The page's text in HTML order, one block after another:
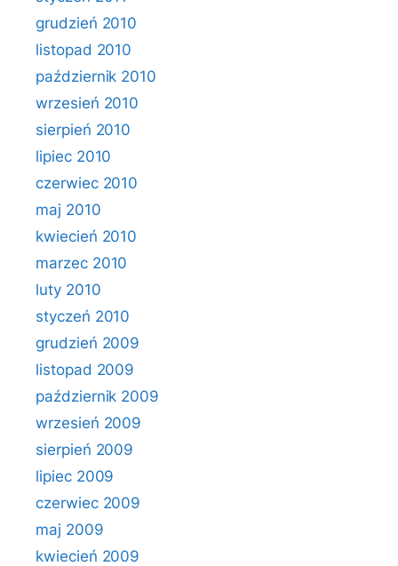
grudzień 2010
listopad 2010
październik 2010
wrzesień 2010
sierpień 2010
lipiec 2010
czerwiec 2010
maj 2010
kwiecień 2010
marzec 2010
luty 2010
styczeń 2010
grudzień 2009
listopad 2009
październik 2009
wrzesień 2009
sierpień 2009
lipiec 2009
czerwiec 2009
maj 2009
kwiecień 2009